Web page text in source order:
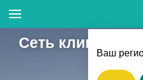
Ваш
Сеть клиник